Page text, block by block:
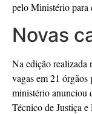
pelo Ministério para
Novas
Na edição realizada
vagas em 21 órgãos
ministério anunciou
Técnico de Justiça